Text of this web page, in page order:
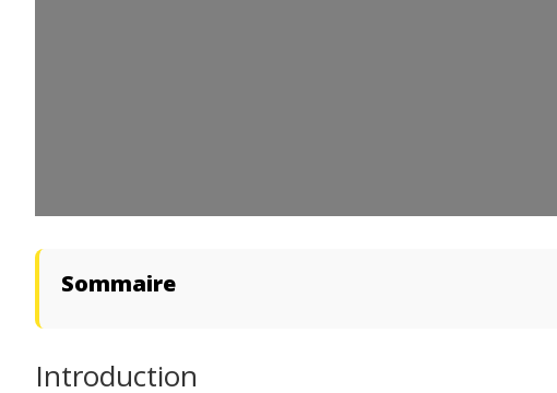
Sommaire
II. Symptômes et diagnostic : Comment savoir si tu es
Introduction